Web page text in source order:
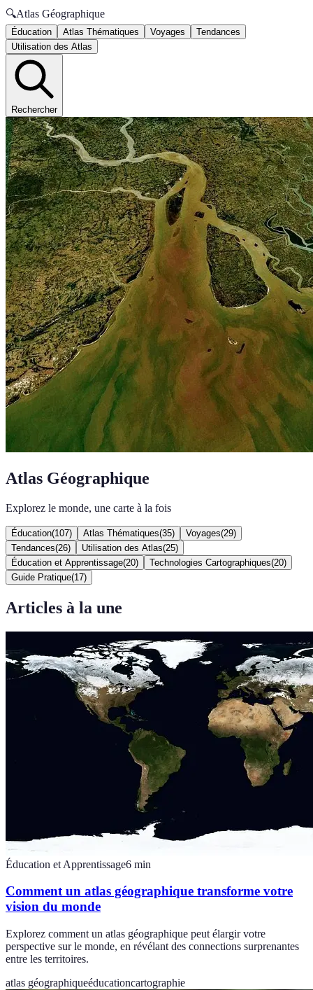
🔍Atlas Géographique
Éducation Atlas Thématiques Voyages
Tendances
Utilisation des Atlas
Rechercher
Atlas Géographique
Explorez le monde, une carte à la fois
Éducation(107) Atlas Thématiques(35) Voyages(29)
Tendances(26) Utilisation des Atlas(25)
Éducation et Apprentissage(20) Technologies Cartographiques(20)
Guide Pratique(17)
Articles à la une
Éducation et Apprentissage6 min
Comment un atlas géographique transforme votre
vision du monde
Explorez comment un atlas géographique peut élargir votre
perspective sur le monde, en révélant des connections surprenantes
entre les territoires.
atlas géographiqueéducationcartographie